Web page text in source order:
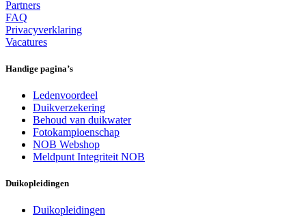
Partners
FAQ
Privacyverklaring
Vacatures
Handige pagina’s
Ledenvoordeel
Duikverzekering
Behoud van duikwater
Fotokampioenschap
NOB Webshop
Meldpunt Integriteit NOB
Duikopleidingen
Duikopleidingen